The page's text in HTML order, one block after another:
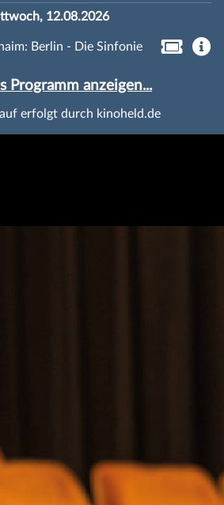
12.08.2026
Berlin - Die Sinfonie
Programm anzeigen...
erfolgt durch kinoheld.de